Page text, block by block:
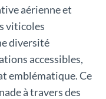
aérienne et
viticoles
diversité
accessibles,
emblématique. Ce
à travers des